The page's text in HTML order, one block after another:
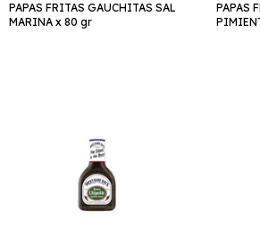
PAPAS FRITAS GAUCHITAS SAL
MARINA x 80 gr
PAPAS